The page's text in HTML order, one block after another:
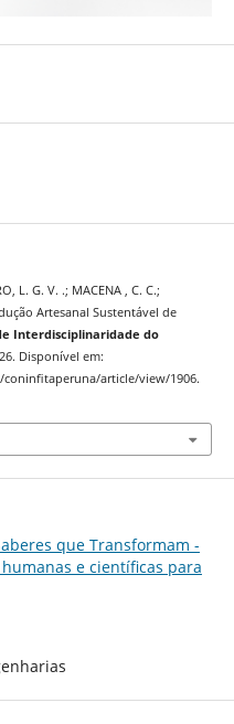
L. G. V. .; MACENA , C. C.;
Artesanal Sustentável de
Interdisciplinaridade do
Disponível em:
article/view/1906.
que Transformam -
e científicas para